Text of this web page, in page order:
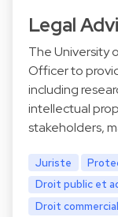
Legal
The University
Officer to
including
intellectual
stakeholders,
Juriste
Droit public et
Droit